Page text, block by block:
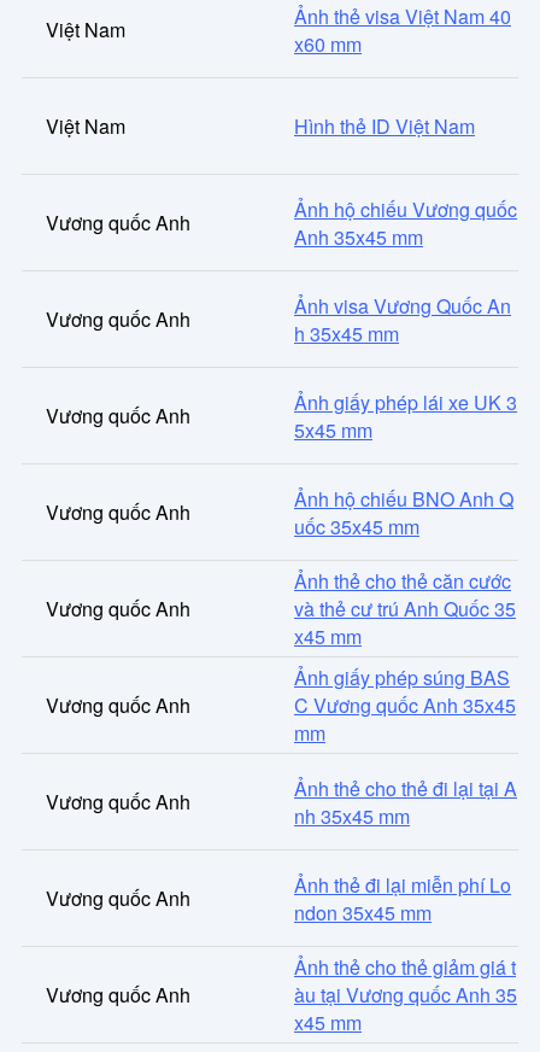
Việt Nam
Ảnh thẻ visa Việt Nam 40
x60 mm
Việt Nam Hình thẻ ID Việt Nam
Vương quốc Anh
Ảnh hộ chiếu Vương quốc
Anh 35x45 mm
Vương quốc Anh
Ảnh visa Vương Quốc An
h 35x45 mm
Vương quốc Anh
Ảnh giấy phép lái xe UK 3
5x45 mm
Vương quốc Anh
Ảnh hộ chiếu BNO Anh Q
uốc 35x45 mm
Vương quốc Anh
Ảnh thẻ cho thẻ căn cước
và thẻ cư trú Anh Quốc 35
x45 mm
Vương quốc Anh
Ảnh giấy phép súng BAS
C Vương quốc Anh 35x45
mm
Vương quốc Anh
Ảnh thẻ cho thẻ đi lại tại A
nh 35x45 mm
Vương quốc Anh
Ảnh thẻ đi lại miễn phí Lo
ndon 35x45 mm
Vương quốc Anh
Ảnh thẻ cho thẻ giảm giá t
àu tại Vương quốc Anh 35
x45 mm